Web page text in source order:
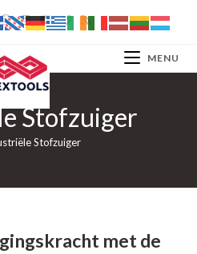
MENU
Stofzuiger
Stofzuiger
met de